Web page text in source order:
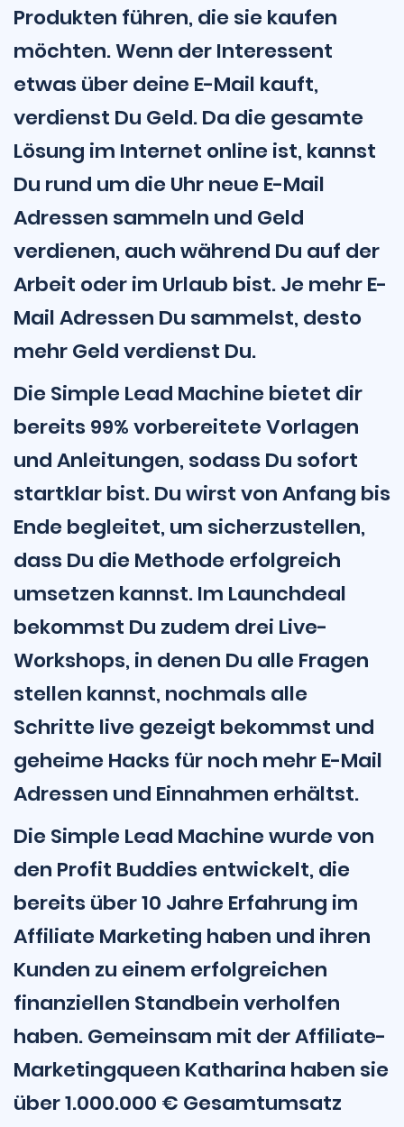
Produkten führen, die sie kaufen
möchten. Wenn der Interessent
etwas über deine E-Mail kauft,
verdienst Du Geld. Da die gesamte
Lösung im Internet online ist, kannst
Du rund um die Uhr neue E-Mail
Adressen sammeln und Geld
verdienen, auch während Du auf der
Arbeit oder im Urlaub bist. Je mehr E-
Mail Adressen Du sammelst, desto
mehr Geld verdienst Du.
Die Simple Lead Machine bietet dir
bereits 99% vorbereitete Vorlagen
und Anleitungen, sodass Du sofort
startklar bist. Du wirst von Anfang bis
Ende begleitet, um sicherzustellen,
dass Du die Methode erfolgreich
umsetzen kannst. Im Launchdeal
bekommst Du zudem drei Live-
Workshops, in denen Du alle Fragen
stellen kannst, nochmals alle
Schritte live gezeigt bekommst und
geheime Hacks für noch mehr E-Mail
Adressen und Einnahmen erhältst.
Die Simple Lead Machine wurde von
den Profit Buddies entwickelt, die
bereits über 10 Jahre Erfahrung im
Affiliate Marketing haben und ihren
Kunden zu einem erfolgreichen
finanziellen Standbein verholfen
haben. Gemeinsam mit der Affiliate-
Marketingqueen Katharina haben sie
über 1.000.000 € Gesamtumsatz